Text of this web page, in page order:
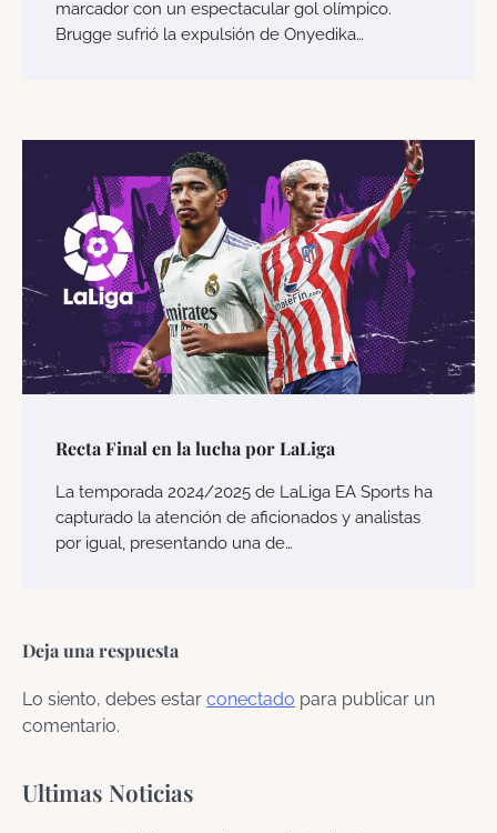
marcador con un espectacular gol olímpico.
Brugge sufrió la expulsión de Onyedika…
Recta Final en la lucha por LaLiga
La temporada 2024/2025 de LaLiga EA Sports ha
capturado la atención de aficionados y analistas
por igual, presentando una de…
Deja una respuesta
Lo siento, debes estar conectado para publicar un
comentario.
Ultimas Noticias